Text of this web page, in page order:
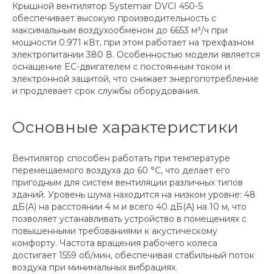
Крышной вентилятор Systemair DVCI 450-S
обеспечивает высокую производительность с
максимальным воздухoобменом до 6653 м³/ч при
мощности 0.971 кВт, при этом работает на трехфазном
электропитании 380 В. Особенностью модели является
оснащение EC-двигателем с постоянным током и
электронной защитой, что снижает энергопотребление
и продлевает срок службы оборудования.
Основные характеристики
Вентилятор способен работать при температуре
перемещаемого воздуха до 60 °C, что делает его
пригодным для систем вентиляции различных типов
зданий. Уровень шума находится на низком уровне: 48
дБ(А) на расстоянии 4 м и всего 40 дБ(А) на 10 м, что
позволяет устанавливать устройство в помещениях с
повышенными требованиями к акустическому
комфорту. Частота вращения рабочего колеса
достигает 1559 об/мин, обеспечивая стабильный поток
воздуха при минимальных вибрациях.